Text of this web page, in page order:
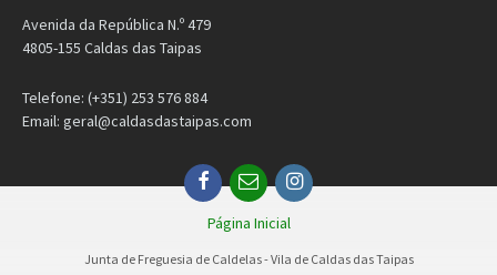
Avenida da República N.º 479
4805-155 Caldas das Taipas
Telefone: (+351) 253 576 884
Email: geral@caldasdastaipas.com
Facebook
EmailInstagram
Página Inicial
Junta de Freguesia de Caldelas - Vila de Caldas das Taipas